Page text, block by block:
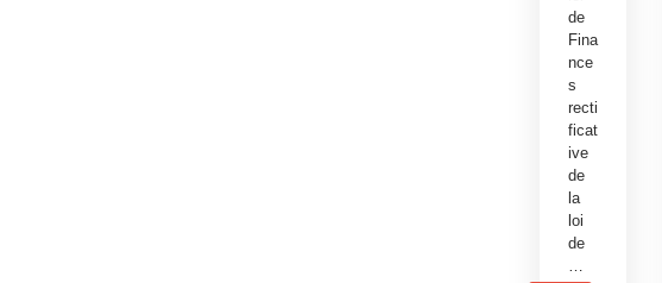
de
Fina
nce
s
recti
ficat
ive
de
la
loi
de
…